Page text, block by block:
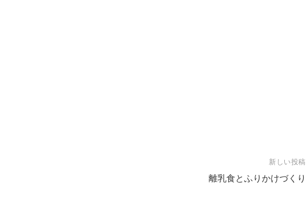
新しい投稿
離乳食とふりかけづくり